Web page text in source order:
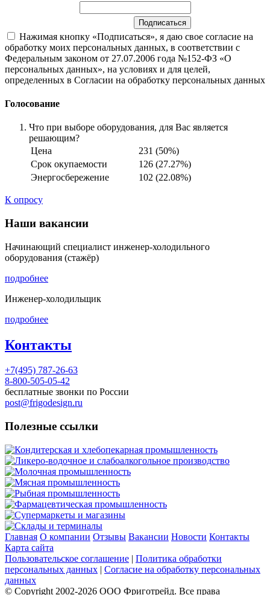
Нажимая кнопку «Подписаться», я даю свое согласие на
обработку моих персональных данных, в соответствии с
Федеральным законом от 27.07.2006 года №152-ФЗ «О
персональных данных», на условиях и для целей,
определенных в Согласии на обработку персональных данных
Голосование
Что при выборе оборудования, для Вас является
решающим?
Цена
231 (50%)
Срок окупаемости
126 (27.27%)
Энергосбережение
102 (22.08%)
К опросу
Наши вакансии
Начинающий специалист инженер-холодильного
оборудования (стажёр)
подробнее
Инженер-холодильщик
подробнее
Контакты
+7(495) 787-26-63
8-800-505-05-42
бесплатные звонки по России
post@frigodesign.ru
Полезные ссылки
Кондитерская и хлебопекарная промышленность
Ликеро-водочное и слабоалкогольное производство
Молочная промышленность
Мясная промышленность
Рыбная промышленность
Фармацевтическая промышленность
Супермаркеты и магазины
Склады и терминалы
Главная О компании Отзывы Вакансии Новости Контакты
Карта сайта
Пользовательское соглашение | Политика обработки
персональных данных | Согласие на обработку персональных
данных
© Copyright 2002-2026 ООО Фриготрейд. Все права